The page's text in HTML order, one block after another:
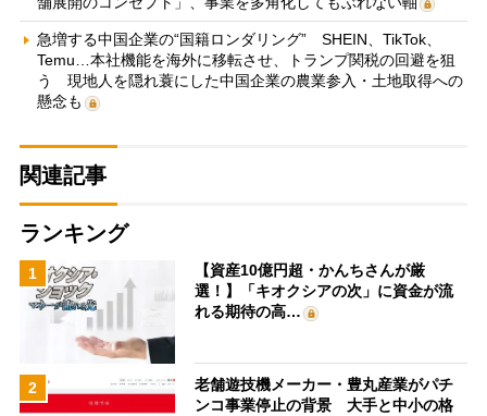
急増する中国企業の“国籍ロンダリング” SHEIN、TikTok、
Temu…本社機能を海外に移転させ、トランプ関税の回避を狙
う 現地人を隠れ蓑にした中国企業の農業参入・土地取得への
懸念も
関連記事
ランキング
1
【資産10億円超・かんちさんが厳
選！】「キオクシアの次」に資金が流
れる期待の高…
2
老舗遊技機メーカー・豊丸産業がパチ
ンコ事業停止の背景 大手と中小の格